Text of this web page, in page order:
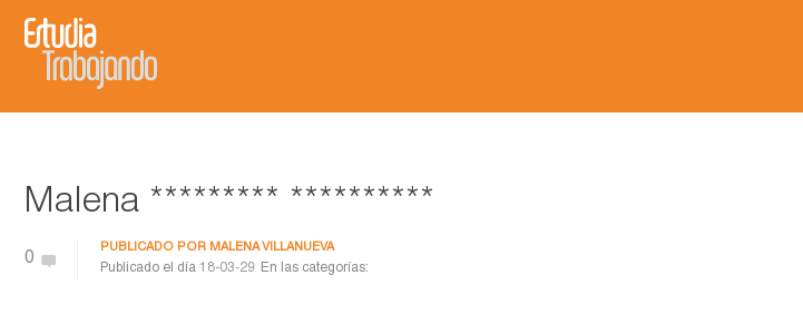
Malena ********* **********
0
PUBLICADO POR MALENA VILLANUEVA
Publicado el día 18-03-29 En las categorías: